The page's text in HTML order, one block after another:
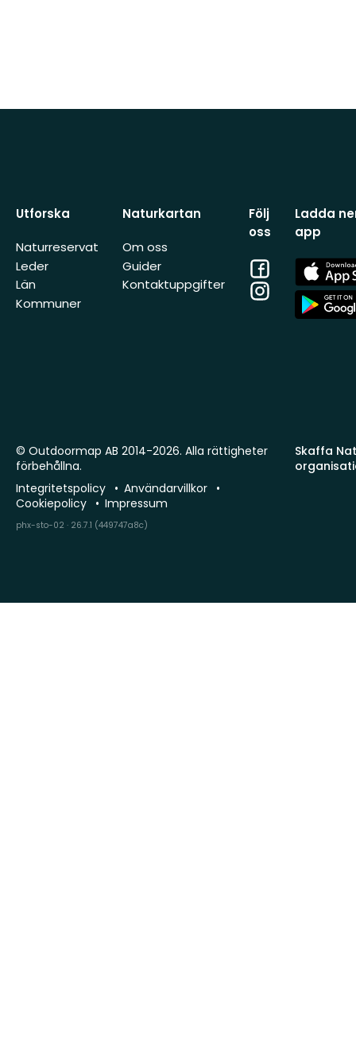
Utforska
Naturreservat
Leder
Län
Kommuner
Naturkartan
Om oss
Guider
Kontaktuppgifter
Följ
oss
Facebook
Instagram
Ladda
app
App
Store
App
Store
Skaffa
© Outdoormap AB 2014-2026. Alla rättigheter
förbehållna.
Integritetspolicy
Användarvillkor
Cookiepolicy
Impressum
phx-sto-02 · 26.7.1 (449747a8c)